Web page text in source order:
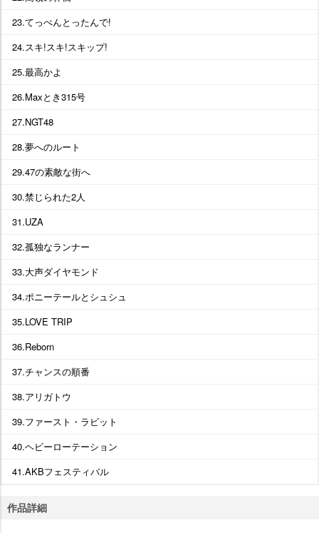
23.てっぺんとったんで!
24.スキ!スキ!スキップ!
25.最高かよ
26.Maxとき315号
27.NGT48
28.夢へのルート
29.47の素敵な街へ
30.禁じられた2人
31.UZA
32.孤独なランナー
33.大声ダイヤモンド
34.ポニーテールとシュシュ
35.LOVE TRIP
36.Reborn
37.チャンスの順番
38.アリガトウ
39.ファースト・ラビット
40.ヘビーローテーション
41.AKBフェスティバル
作品詳細